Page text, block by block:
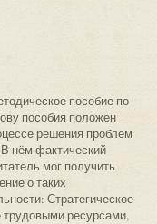
пособие по
пособия положен
решения проблем
нём фактический
мог получить
о таких
Стратегическое
трудовыми ресурсами,